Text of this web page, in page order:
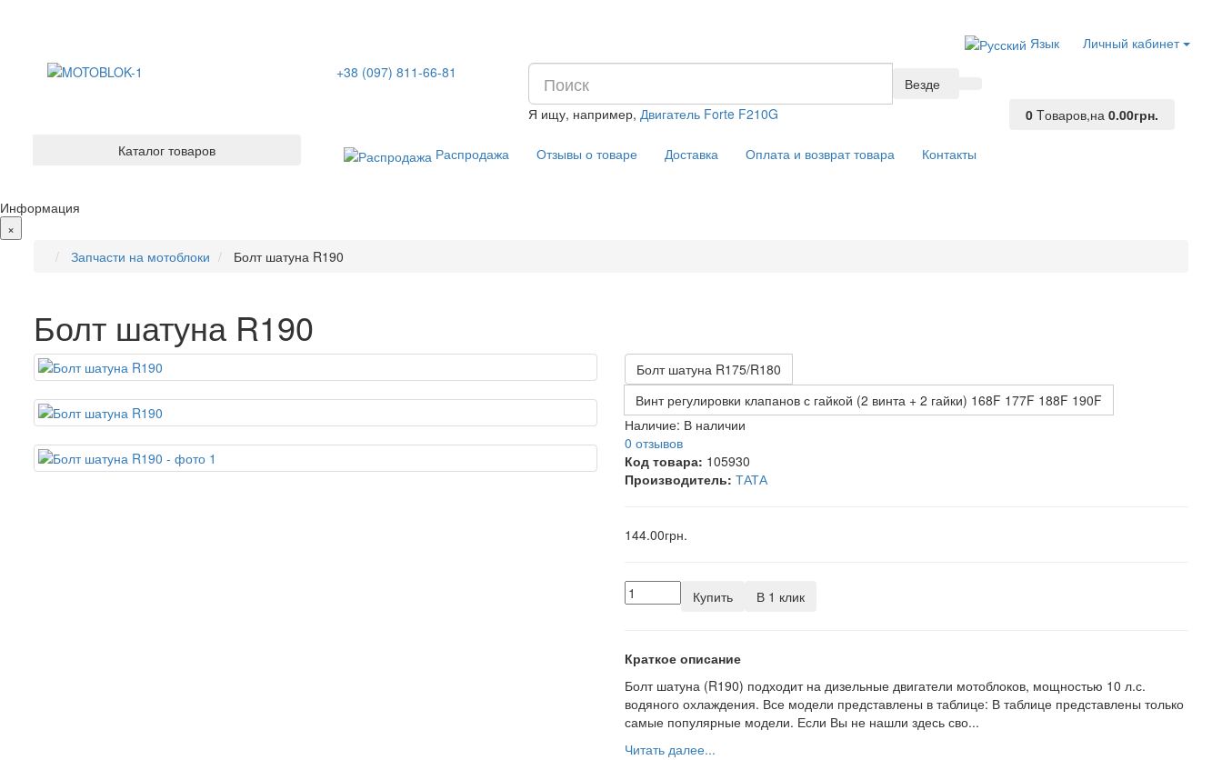
Личный кабинет
Язык
+38 (097) 811-66-81
Везде
Я ищу, например,Двигатель Forte F210G 0 Tоваров,на0.00грн.
Каталог товаров
Распродажа Отзывы о товаре Доставка Оплата и возврат товара Контакты
Информация
×
Запчасти на мотоблоки
Болт шатуна R190
Болт шатуна R190
Болт шатуна R175/R180
Винт регулировки клапанов с гайкой (2 винта + 2 гайки) 168F 177F 188F 190F
Наличие: В наличии
0 отзывов
Код товара: 105930
Производитель: ТАТА
144.00грн.
Купить В 1 клик
Краткое описание
Болт шатуна (R190) подходит на дизельные двигатели мотоблоков, мощностью 10 л.с.
водяного охлаждения. Все модели представлены в таблице: В таблице представлены только
самые популярные модели. Если Вы не нашли здесь сво...
Читать далее...